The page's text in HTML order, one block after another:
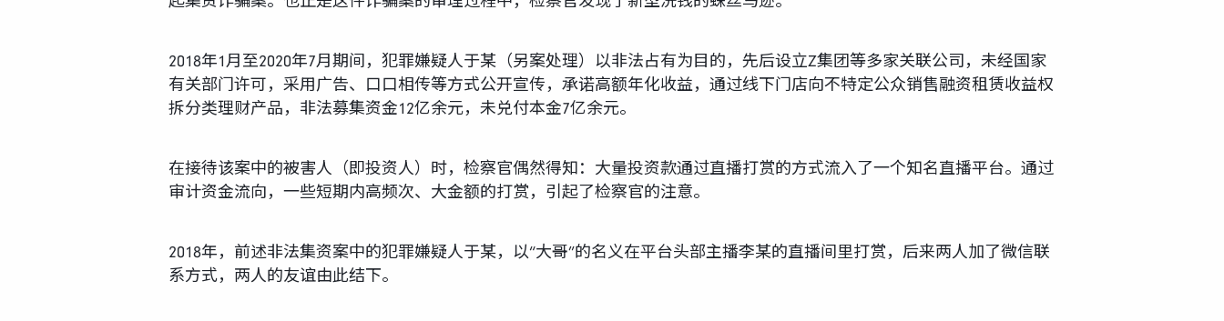
2018年1月至2020年7月期间，犯罪嫌疑人于某（另案处理）以非法占有为目的，先后设立Z集团等多家关联公司，未经国家
有关部门许可，采用广告、口口相传等方式公开宣传，承诺高额年化收益，通过线下门店向不特定公众销售融资租赁收益权
拆分类理财产品，非法募集资金12亿余元，未兑付本金7亿余元。
在接待该案中的被害人（即投资人）时，检察官偶然得知：大量投资款通过直播打赏的方式流入了一个知名直播平台。通过
审计资金流向，一些短期内高频次、大金额的打赏，引起了检察官的注意。
2018年，前述非法集资案中的犯罪嫌疑人于某，以“大哥”的名义在平台头部主播李某的直播间里打赏，后来两人加了微信联
系方式，两人的友谊由此结下。